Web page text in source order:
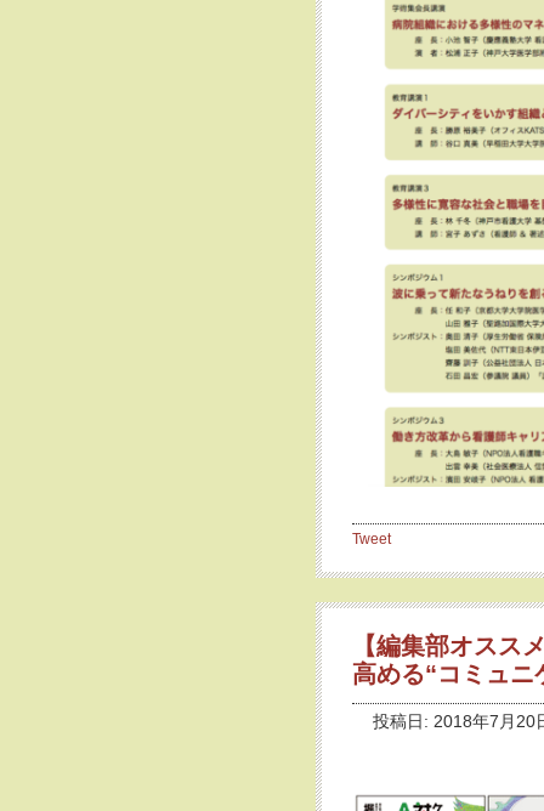
Tweet
【編集部オス
高める“コミュニ
投稿日: 2018年7月20